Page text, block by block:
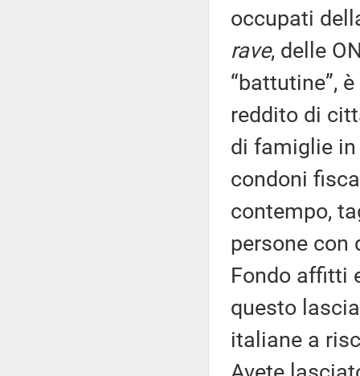
occupati
rave, delle
“battutine”,
reddito di
di famiglie
condoni
contempo,
persone con
Fondo affitti
questo
italiane a